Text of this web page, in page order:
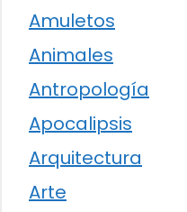
Amuletos
Animales
Antropología
Apocalipsis
Arquitectura
Arte